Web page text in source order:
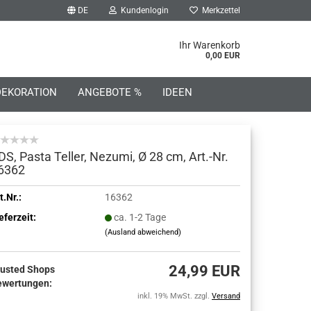
DE Kundenlogin
erstellen
vergessen?
Merkzettel
Ihr Warenkorb
0,00 EUR
ANGEBOTE % IDEEN
Pasta Teller, Nezumi, Ø 28 cm, Art.-Nr.
16362
ca. 1-2 Tage
(Ausland abweichend)
Shops
24,99 EUR
inkl. 19% MwSt. zzgl. Versand